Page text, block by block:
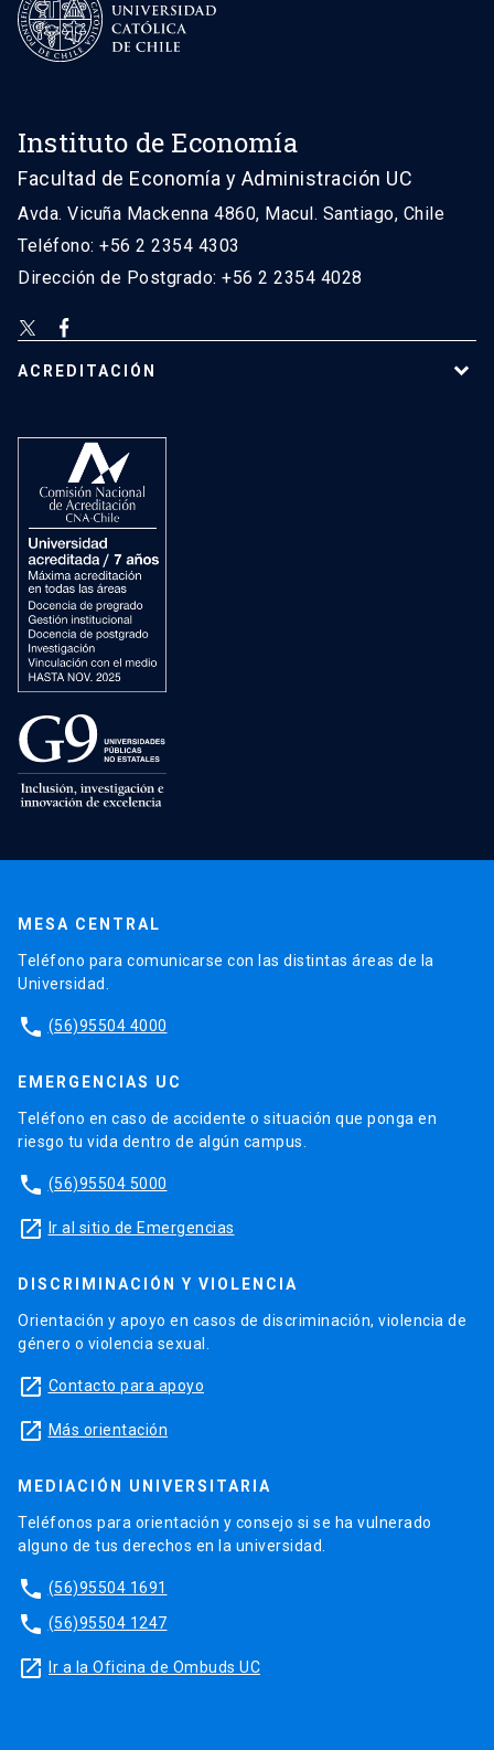
Instituto de Economía
Facultad de Economía y Administración UC
Avda. Vicuña Mackenna 4860, Macul. Santiago, Chile
Teléfono: +56 2 2354 4303
Dirección de Postgrado: +56 2 2354 4028
ACREDITACIÓN
MESA CENTRAL
Teléfono para comunicarse con las distintas áreas de la
Universidad.
phone (56)95504 4000
EMERGENCIAS UC
Teléfono en caso de accidente o situación que ponga en
riesgo tu vida dentro de algún campus.
phone (56)95504 5000
launch Ir al sitio de Emergencias
DISCRIMINACIÓN Y VIOLENCIA
Orientación y apoyo en casos de discriminación, violencia de
género o violencia sexual.
launch Contacto para apoyo
launch Más orientación
MEDIACIÓN UNIVERSITARIA
Teléfonos para orientación y consejo si se ha vulnerado
alguno de tus derechos en la universidad.
phone (56)95504 1691
phone (56)95504 1247
launch Ir a la Oficina de Ombuds UC